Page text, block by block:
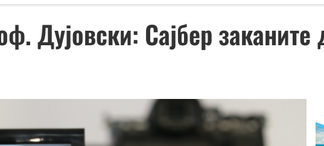
Дујовски: Сајбер заканите